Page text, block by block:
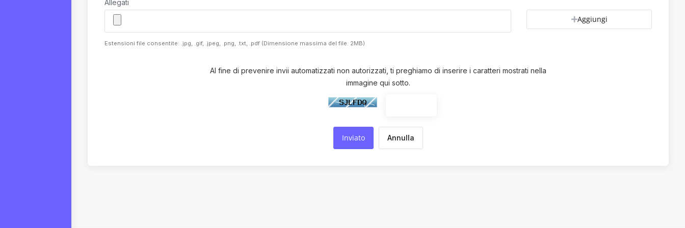
Allegati
Aggiungi
Estensioni file consentite: .jpg, .gif, .jpeg, .png, .txt, .pdf (Dimensione massima del file: 2MB)
Al fine di prevenire invii automatizzati non autorizzati, ti preghiamo di inserire i caratteri mostrati nella
immagine qui sotto.
Annulla